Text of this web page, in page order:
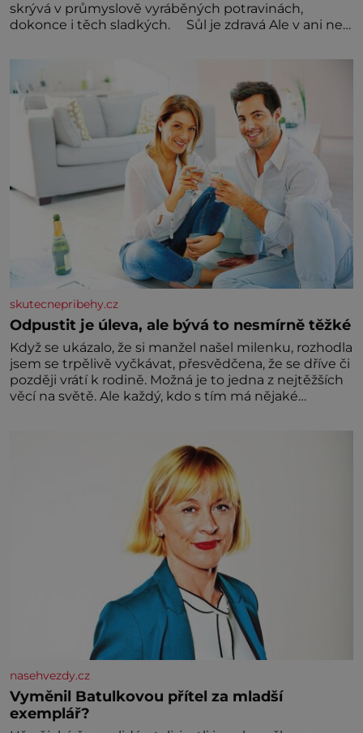
skrývá v průmyslově vyráběných potravinách,
dokonce i těch sladkých. Sůl je zdravá Ale v ani ne
běžné. Její základní složky– sodík a chlór – jsou
skutecnepribehy.cz
Odpustit je úleva, ale bývá to nesmírně těžké
Když se ukázalo, že si manžel našel milenku, rozhodla
jsem se trpělivě vyčkávat, přesvědčena, že se dříve či
později vrátí k rodině. Možná je to jedna z nejtěžších
věcí na světě. Ale každý, kdo s tím má nějaké
nasehvezdy.cz
Vyměnil Batulkovou přítel za mladší
exemplář?